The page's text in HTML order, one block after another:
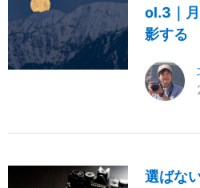
ol.3｜
影する
選ばな